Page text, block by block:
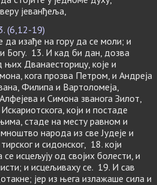
јеванђеља,
(6,12-19)
изађе на гору да се моли; и
Богу. 13. И кад би дан, дозва
њих Дванаесторицу, које и
кога прозва Петром, и Андреја
Филипа и Вартоломеја,
и Симона званога Зилот,
који и постаде
стаде на месту равном и
народа из све Јудеје и
и сидонског, 18. који
исцељују од својих болести, и
и исцељиваху се. 19. И сав
јер из њега излажаше сила и